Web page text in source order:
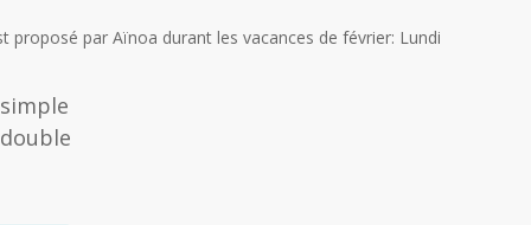
proposé par Aïnoa durant les vacances de février: Lundi